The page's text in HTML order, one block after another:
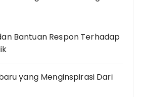
Bantuan Respon Terhadap
yang Menginspirasi Dari